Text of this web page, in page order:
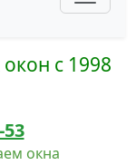
с 1998
окна